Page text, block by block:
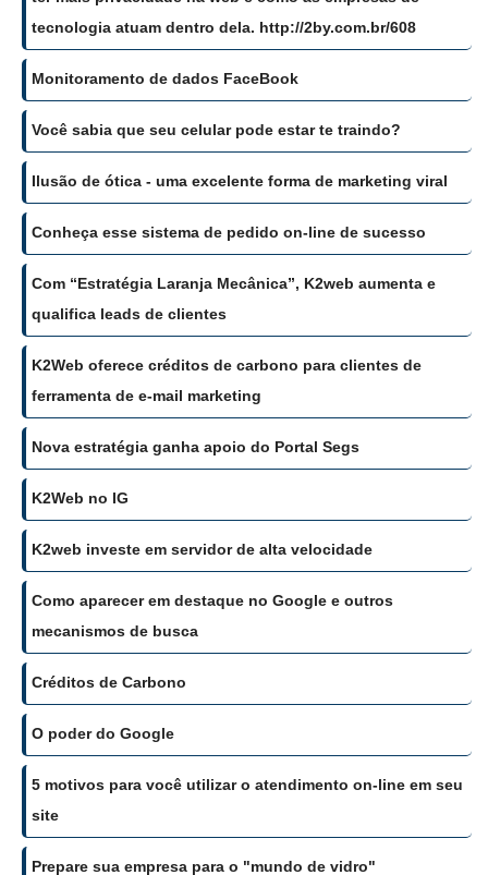
tecnologia atuam dentro dela. http://2by.com.br/608
Monitoramento de dados FaceBook
Você sabia que seu celular pode estar te traindo?
Ilusão de ótica - uma excelente forma de marketing viral
Conheça esse sistema de pedido on-line de sucesso
Com “Estratégia Laranja Mecânica”, K2web aumenta e
qualifica leads de clientes
K2Web oferece créditos de carbono para clientes de
ferramenta de e-mail marketing
Nova estratégia ganha apoio do Portal Segs
K2Web no IG
K2web investe em servidor de alta velocidade
Como aparecer em destaque no Google e outros
mecanismos de busca
Créditos de Carbono
O poder do Google
5 motivos para você utilizar o atendimento on-line em seu
site
Prepare sua empresa para o "mundo de vidro"